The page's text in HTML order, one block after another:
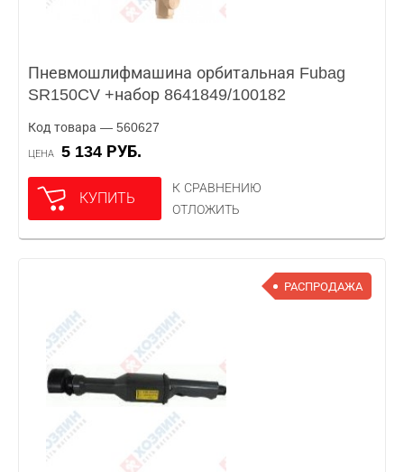
Пневмошлифмашина орбитальная Fubag
SR150CV +набор 8641849/100182
Код товара — 560627
ЦЕНА 5 134 РУБ.
КУПИТЬ
К СРАВНЕНИЮ
ОТЛОЖИТЬ
РАСПРОДАЖА